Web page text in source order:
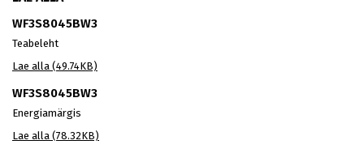
WF3S8045BW3
Teabeleht
Lae alla (49.74KB)
WF3S8045BW3
Energiamärgis
Lae alla (78.32KB)